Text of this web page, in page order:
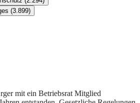
(3.899)
mit ein Betriebsrat Mitglied